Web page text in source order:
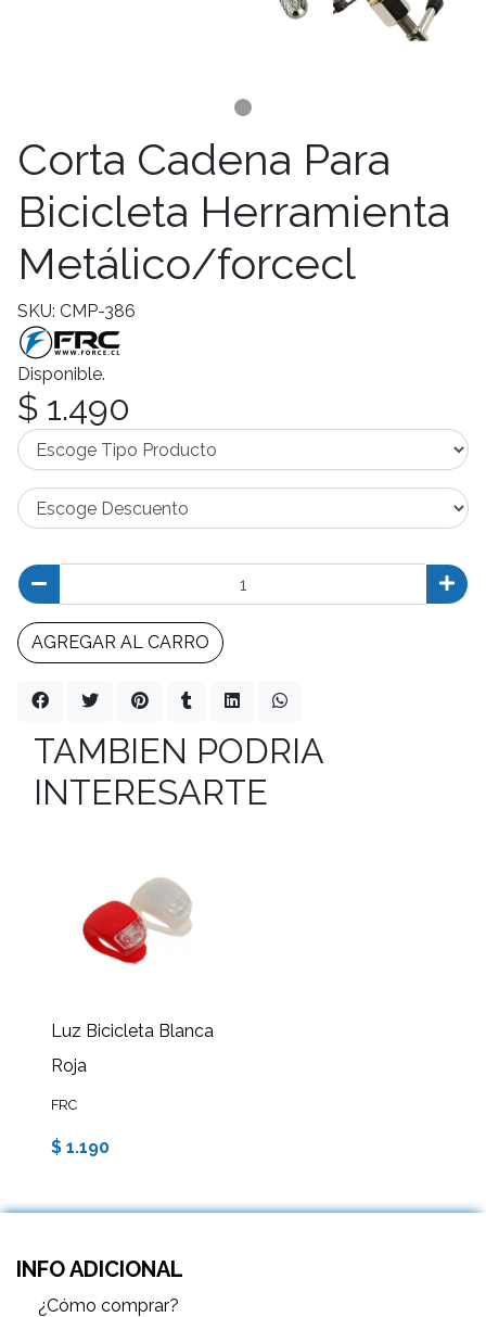
Corta Cadena Para
Bicicleta Herramienta
Metálico/forcecl
SKU: CMP-386
Disponible.
$ 1.490
AGREGAR AL CARRO
TAMBIEN PODRIA
INTERESARTE
Luz Bicicleta Blanca
Roja
FRC
$ 1.190
INFO ADICIONAL
¿Cómo comprar?